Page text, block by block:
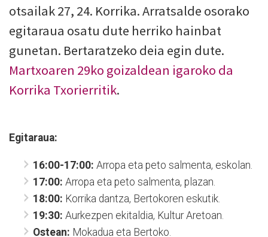
otsailak 27, 24. Korrika. Arratsalde osorako
egitaraua osatu dute herriko hainbat
gunetan. Bertaratzeko deia egin dute.
Martxoaren 29ko goizaldean igaroko da
Korrika Txorierritik.
Egitaraua:
16:00-17:00: Arropa eta peto salmenta, eskolan.
17:00: Arropa eta peto salmenta, plazan.
18:00: Korrika dantza, Bertokoren eskutik.
19:30: Aurkezpen ekitaldia, Kultur Aretoan.
Ostean: Mokadua eta Bertoko.